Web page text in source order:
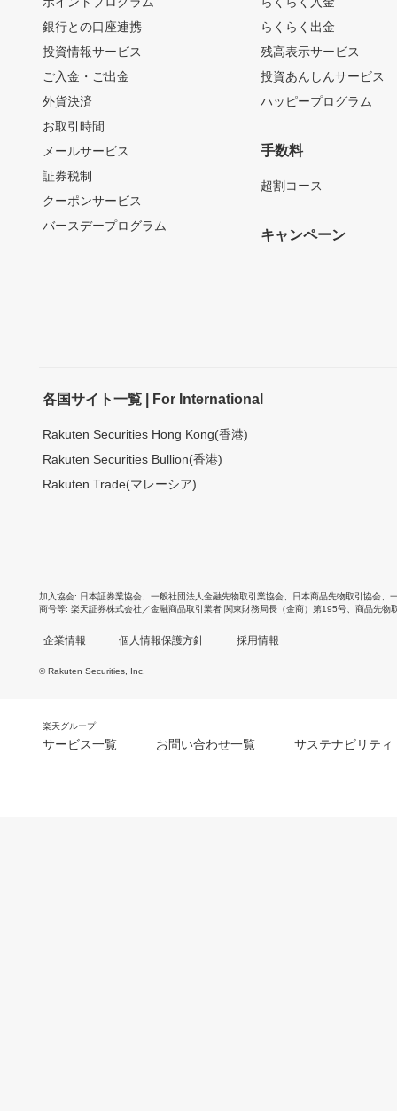
銀行との口座連携
投資情報サービス
ご入金・ご出金
外貨決済
お取引時間
メールサービス
証券税制
クーポンサービス
バースデープログラム
らくらく出金
残高表示サービス
投資あんしんサービス
ハッピープログラム
手数料
超割コース
キャンペーン
各国サイト一覧 | For International
Rakuten Securities Hong Kong(香港)
Rakuten Securities Bullion(香港)
Rakuten Trade(マレーシア)
加入協会 日本証券業協会 一般社団法人金融先物取引業協会 日本商品先物取引協会
商号等 楽天証券株式会社／金融商品取引業者 関東財務局長（金商）第195号、商品先物
企業情報 個人情報保護方針 採用情報
© Rakuten Securities, Inc.
楽天グループ
サービス一覧 お問い合わせ一覧 サステナビリティ